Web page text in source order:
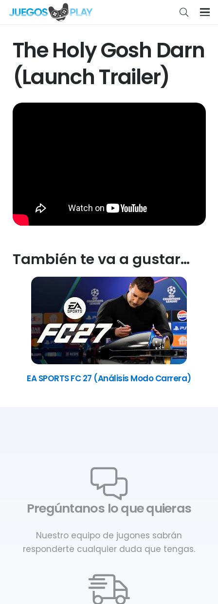
The Holy Gosh Darn
(Launch Trailer)
También te va a gustar…
EA SPORTS FC 27 (Análisis Modo Carrera)
Pregúntanos lo que quieras
Nuestro equipo de jugones sabrán
responderte cualquier duda que tengas.